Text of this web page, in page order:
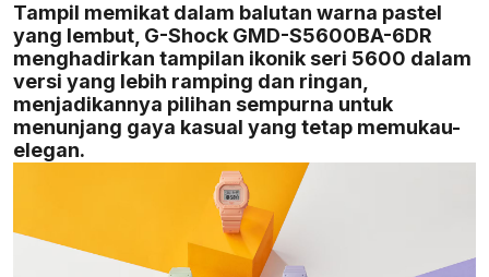
Tampil memikat dalam balutan warna pastel
yang lembut, G-Shock GMD-S5600BA-6DR
menghadirkan tampilan ikonik seri 5600 dalam
versi yang lebih ramping dan ringan,
menjadikannya pilihan sempurna untuk
menunjang gaya kasual yang tetap memukau-
elegan.